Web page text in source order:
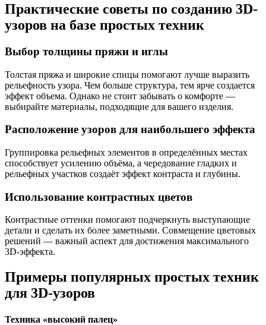
Практические советы по созданию 3D-
узоров на базе простых техник
Выбор толщины пряжи и иглы
Толстая пряжа и широкие спицы помогают лучше выразить
рельефность узора. Чем больше структура, тем ярче создается
эффект объема. Однако не стоит забывать о комфорте —
выбирайте материалы, подходящие для вашего изделия.
Расположение узоров для наибольшего эффекта
Группировка рельефных элементов в определённых местах
способствует усилению объёма, а чередование гладких и
рельефных участков создаёт эффект контраста и глубины.
Использование контрастных цветов
Контрастные оттенки помогают подчеркнуть выступающие
детали и сделать их более заметными. Совмещение цветовых
решений — важный аспект для достижения максимального
3D-эффекта.
Примеры популярных простых техник
для 3D-узоров
Техника «высокий палец»